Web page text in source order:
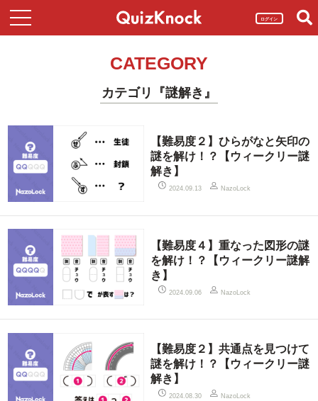
ログイン
CATEGORY
カテゴリ『謎解き』
【難易度２】ひらがなと矢印の
謎を解け！？【ウィークリー謎
解き】
2024.09.13 NazoLock
【難易度４】重なった図形の謎
を解け！？【ウィークリー謎解
き】
2024.09.06 NazoLock
【難易度２】共通点を見つけて
謎を解け！？【ウィークリー謎
解き】
2024.08.30 NazoLock